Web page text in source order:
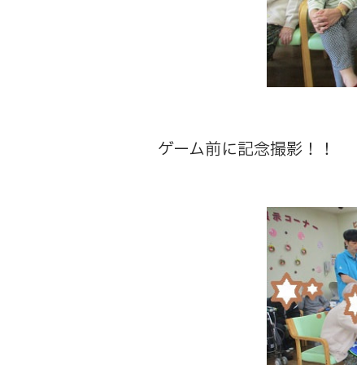
ゲーム前に記念撮影！！